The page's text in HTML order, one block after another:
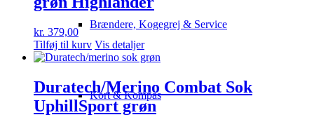
Brændere, Kogegrej & Service
Kort & Kompas
kr. 379,00
Tilføj til kurv Vis detaljer
Duratech/Merino Combat Sok
UphillSport grøn